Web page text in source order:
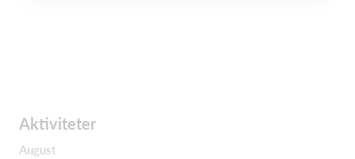
Aktiviteter
August